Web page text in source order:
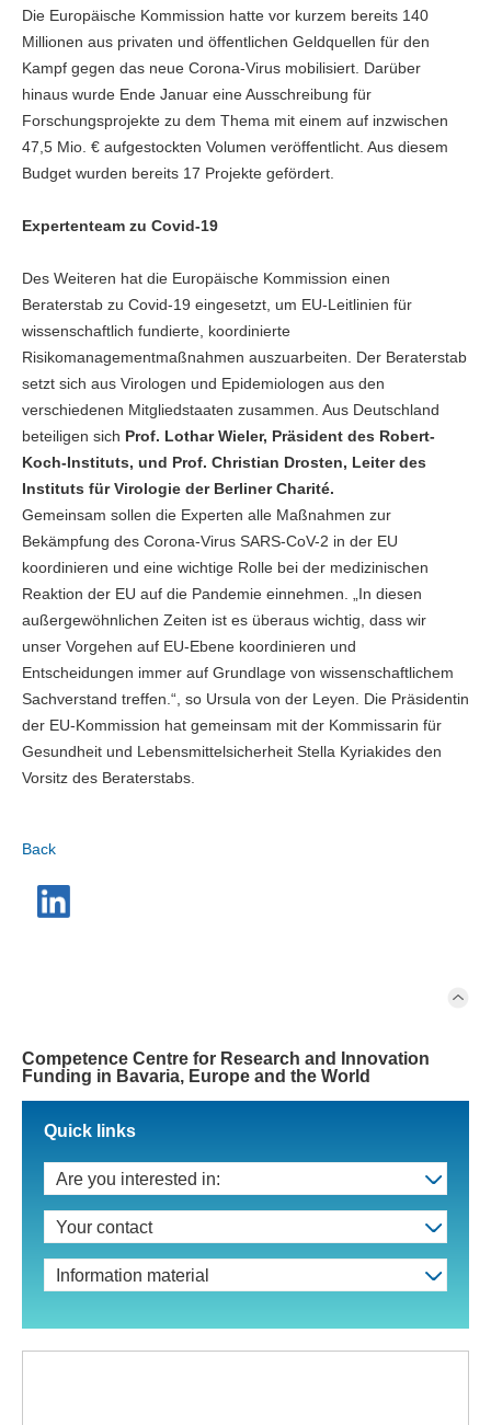
Die Europäische Kommission hatte vor kurzem bereits 140
Millionen aus privaten und öffentlichen Geldquellen für den
Kampf gegen das neue Corona-Virus mobilisiert. Darüber
hinaus wurde Ende Januar eine Ausschreibung für
Forschungsprojekte zu dem Thema mit einem auf inzwischen
47,5 Mio. € aufgestockten Volumen veröffentlicht. Aus diesem
Budget wurden bereits 17 Projekte gefördert.
Expertenteam zu Covid-19
Des Weiteren hat die Europäische Kommission einen
Beraterstab zu Covid-19 eingesetzt, um EU-Leitlinien für
wissenschaftlich fundierte, koordinierte
Risikomanagementmaßnahmen auszuarbeiten. Der Beraterstab
setzt sich aus Virologen und Epidemiologen aus den
verschiedenen Mitgliedstaaten zusammen. Aus Deutschland
beteiligen sich Prof. Lothar Wieler, Präsident des Robert-
Koch-Instituts, und Prof. Christian Drosten, Leiter des
Instituts für Virologie der Berliner Charité.
Gemeinsam sollen die Experten alle Maßnahmen zur
Bekämpfung des Corona-Virus SARS-CoV-2 in der EU
koordinieren und eine wichtige Rolle bei der medizinischen
Reaktion der EU auf die Pandemie einnehmen. „In diesen
außergewöhnlichen Zeiten ist es überaus wichtig, dass wir
unser Vorgehen auf EU-Ebene koordinieren und
Entscheidungen immer auf Grundlage von wissenschaftlichem
Sachverstand treffen.“, so Ursula von der Leyen. Die Präsidentin
der EU-Kommission hat gemeinsam mit der Kommissarin für
Gesundheit und Lebensmittelsicherheit Stella Kyriakides den
Vorsitz des Beraterstabs.
Back
Competence Centre for Research and Innovation
Funding in Bavaria, Europe and the World
Quick links
Are you interested in:
Your contact
Information material